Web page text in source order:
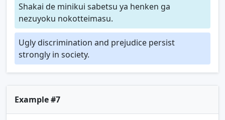
Shakai de minikui sabetsu ya henken ga
nezuyoku nokotteimasu.
Ugly discrimination and prejudice persist
strongly in society.
Example #7